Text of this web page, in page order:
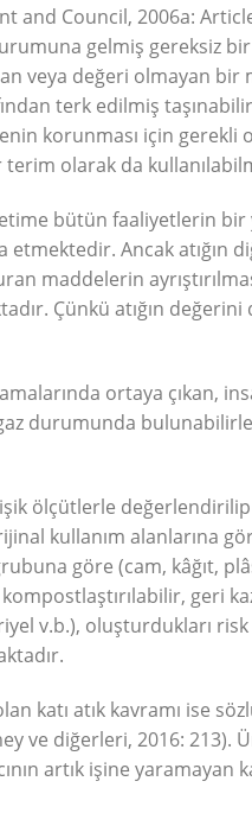
and Council, 2006a:
gelmiş gereksiz
veya değeri olmayan bir
terk edilmiş
korunması için
olarak da
bütün faaliyetlerin
Ancak atığın
maddelerin
Çünkü atığın
ortaya çıkan,
gaz durumunda
ölçütlerle
kullanım alanlarına
göre (cam, kâğıt,
geri
v.b.), oluşturdukları
katı atık kavramı ise
ve diğerleri, 2016:
artık işine